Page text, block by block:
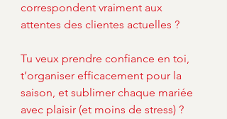
correspondent vraiment aux
attentes des clientes actuelles ?
Tu veux prendre confiance en toi,
t’organiser efficacement pour la
saison, et sublimer chaque mariée
avec plaisir (et moins de stress) ?